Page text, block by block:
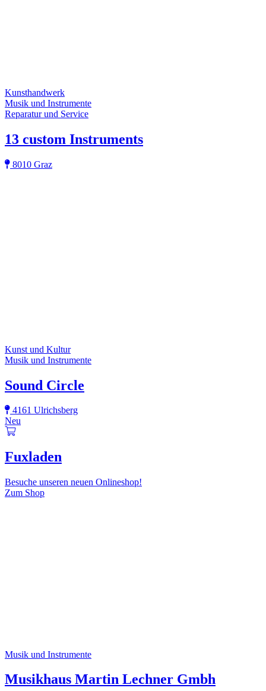
Kunsthandwerk
Musik und Instrumente
Reparatur und Service
13 custom Instruments
8010 Graz
Kunst und Kultur
Musik und Instrumente
Sound Circle
4161 Ulrichsberg
Neu
Fuxladen
Besuche unseren neuen Onlineshop!
Zum Shop
Musik und Instrumente
Musikhaus Martin Lechner Gmbh